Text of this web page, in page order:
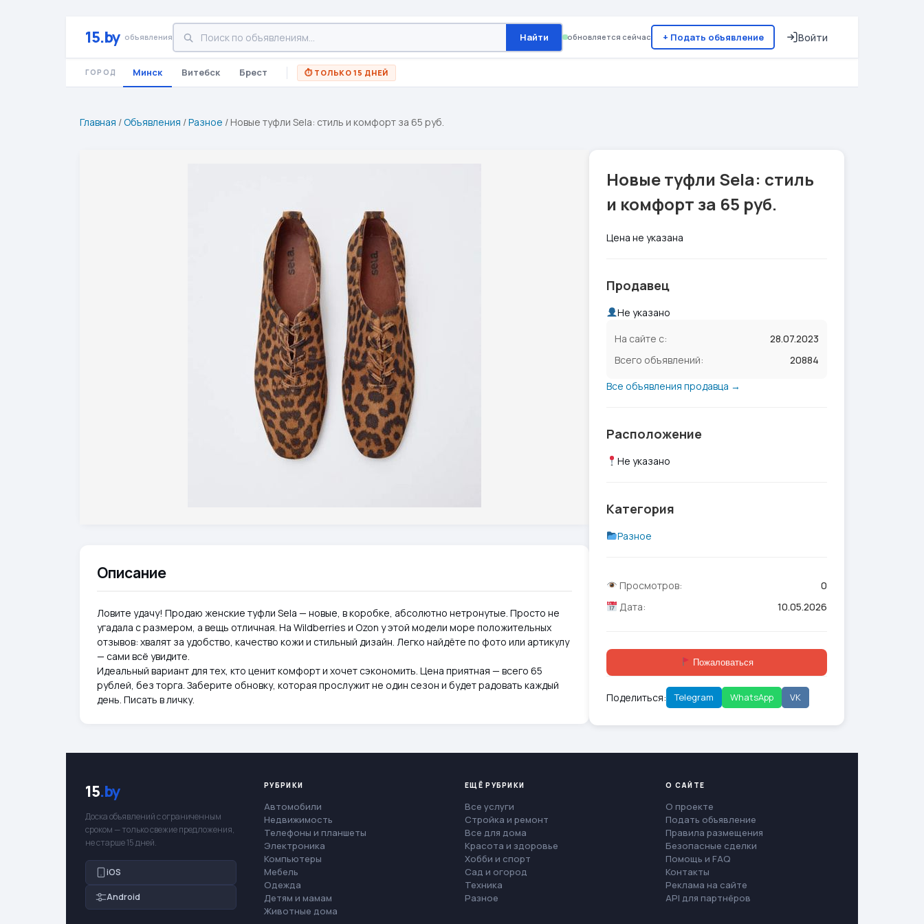
15.by объявления Найти обновляется сейчас + Подать объявление Войти
ГОРОД Минск Витебск Брест ⏱ ТОЛЬКО 15 ДНЕЙ
Главная /Объявления /Разное / Новые туфли Sela: стиль и комфорт за 65 руб.
Описание
Ловите удачу! Продаю женские туфли Sela — новые, в коробке, абсолютно нетронутые. Просто не
угадала с размером, а вещь отличная. На Wildberries и Ozon у этой модели море положительных
отзывов: хвалят за удобство, качество кожи и стильный дизайн. Легко найдёте по фото или артикулу
— сами всё увидите.
Идеальный вариант для тех, кто ценит комфорт и хочет сэкономить. Цена приятная — всего 65
рублей, без торга. Заберите обновку, которая прослужит не один сезон и будет радовать каждый
день. Писать в личку.
Новые туфли Sela: стиль
и комфорт за 65 руб.
Цена не указана
Продавец
Не указано
На сайте с:
28.07.2023
Всего объявлений:
20884
Все объявления продавца →
Расположение
Не указано
Категория
Разное
Просмотров:
0
Дата:
10.05.2026
Пожаловаться
Поделиться: Telegram WhatsApp VK
15.by
Доска объявлений с ограниченным
сроком — только свежие предложения,
не старше 15 дней.
iOS
Android
РУБРИКИ
Автомобили
Недвижимость
Телефоны и планшеты
Электроника
Компьютеры
Мебель
Одежда
Детям и мамам
Животные дома
ЕЩЁ РУБРИКИ
Все услуги
Стройка и ремонт
Все для дома
Красота и здоровье
Хобби и спорт
Сад и огород
Техника
Разное
О САЙТЕ
О проекте
Подать объявление
Правила размещения
Безопасные сделки
Помощь и FAQ
Контакты
Реклама на сайте
API для партнёров